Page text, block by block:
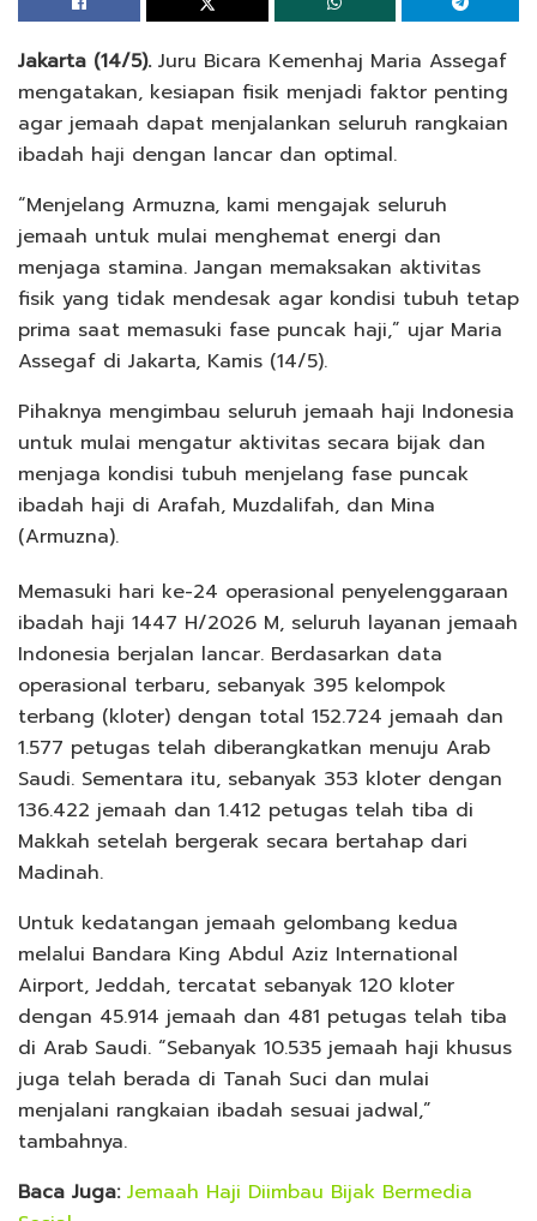
Jakarta (14/5). Juru Bicara Kemenhaj Maria Assegaf
mengatakan, kesiapan fisik menjadi faktor penting
agar jemaah dapat menjalankan seluruh rangkaian
ibadah haji dengan lancar dan optimal.
“Menjelang Armuzna, kami mengajak seluruh
jemaah untuk mulai menghemat energi dan
menjaga stamina. Jangan memaksakan aktivitas
fisik yang tidak mendesak agar kondisi tubuh tetap
prima saat memasuki fase puncak haji,” ujar Maria
Assegaf di Jakarta, Kamis (14/5).
Pihaknya mengimbau seluruh jemaah haji Indonesia
untuk mulai mengatur aktivitas secara bijak dan
menjaga kondisi tubuh menjelang fase puncak
ibadah haji di Arafah, Muzdalifah, dan Mina
(Armuzna).
Memasuki hari ke-24 operasional penyelenggaraan
ibadah haji 1447 H/2026 M, seluruh layanan jemaah
Indonesia berjalan lancar. Berdasarkan data
operasional terbaru, sebanyak 395 kelompok
terbang (kloter) dengan total 152.724 jemaah dan
1.577 petugas telah diberangkatkan menuju Arab
Saudi. Sementara itu, sebanyak 353 kloter dengan
136.422 jemaah dan 1.412 petugas telah tiba di
Makkah setelah bergerak secara bertahap dari
Madinah.
Untuk kedatangan jemaah gelombang kedua
melalui Bandara King Abdul Aziz International
Airport, Jeddah, tercatat sebanyak 120 kloter
dengan 45.914 jemaah dan 481 petugas telah tiba
di Arab Saudi. “Sebanyak 10.535 jemaah haji khusus
juga telah berada di Tanah Suci dan mulai
menjalani rangkaian ibadah sesuai jadwal,”
tambahnya.
Baca Juga: Jemaah Haji Diimbau Bijak Bermedia